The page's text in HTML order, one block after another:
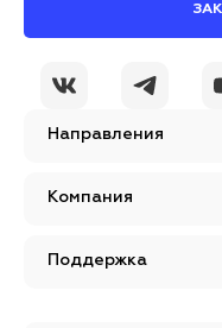
Направления
Компания
Поддержка